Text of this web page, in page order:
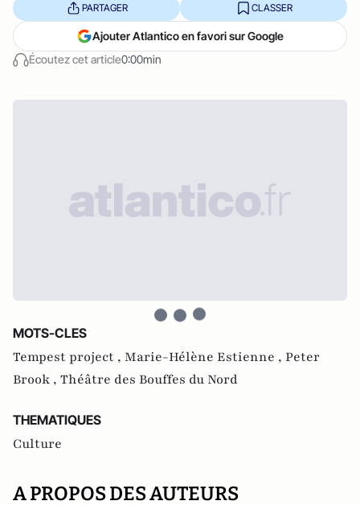
Écoutez cet article0:00min
PARTAGER CLASSER
Ajouter Atlantico en favori sur Google
MOTS-CLES
Tempest project , Marie-Hélène Estienne , Peter
Brook , Théâtre des Bouffes du Nord
THEMATIQUES
Culture
A PROPOS DES AUTEURS